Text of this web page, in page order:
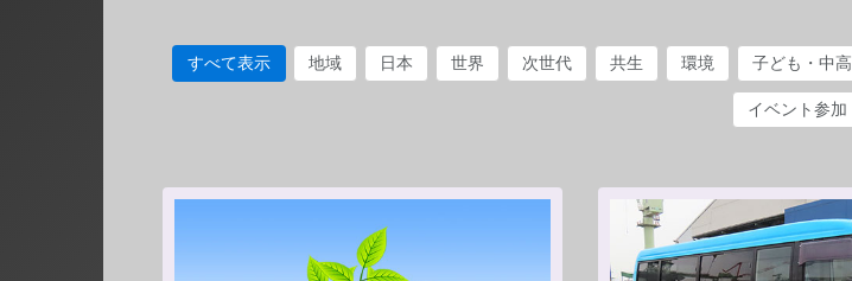
すべて表示 地域 日本 世界 次世代 共生 環境 子ども・中高
イベント参加